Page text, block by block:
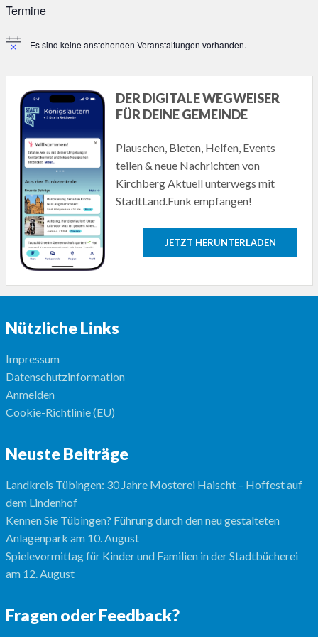
Termine
HinweisEs sind keine anstehenden Veranstaltungen vorhanden.
DER DIGITALE WEGWEISER
FÜR DEINE GEMEINDE
Plauschen, Bieten, Helfen, Events
teilen & neue Nachrichten von
Kirchberg Aktuell unterwegs mit
StadtLand.Funk empfangen!
JETZT HERUNTERLADEN
Nützliche Links
Impressum
Datenschutzinformation
Anmelden
Cookie-Richtlinie (EU)
Neuste Beiträge
Landkreis Tübingen: 30 Jahre Mosterei Haischt – Hoffest auf
dem Lindenhof
Kennen Sie Tübingen? Führung durch den neu gestalteten
Anlagenpark am 10. August
Spielevormittag für Kinder und Familien in der Stadtbücherei
am 12. August
Fragen oder Feedback?